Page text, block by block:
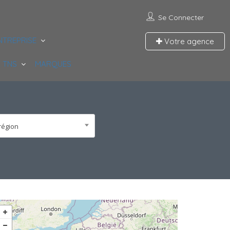
Se Connecter
Votre agence
TNS MARQUES